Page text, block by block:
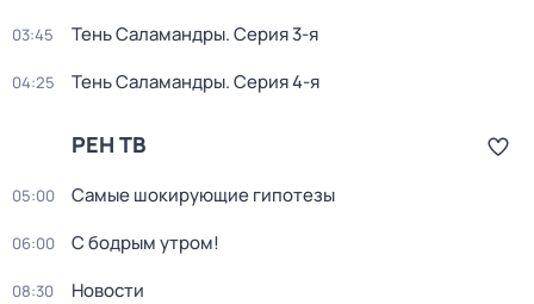
03:45 Тень Саламандры. Серия 3-я
04:25 Тень Саламандры. Серия 4-я
РЕН ТВ
05:00 Самые шoкиpующие гипотезы
06:00 С бодрым утром!
08:30 Новости